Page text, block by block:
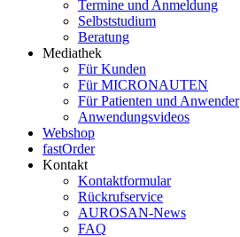
Termine und Anmeldung
Selbststudium
Beratung
Mediathek
Für Kunden
Für MICRONAUTEN
Für Patienten und Anwender
Anwendungsvideos
Webshop
fastOrder
Kontakt
Kontaktformular
Rückrufservice
AUROSAN-News
FAQ